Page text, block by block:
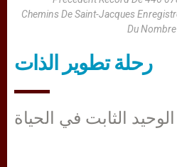
Chemins De Saint-Jacques
Du
رحلة تطوير الذات
الوحيد الثابت في الحياة